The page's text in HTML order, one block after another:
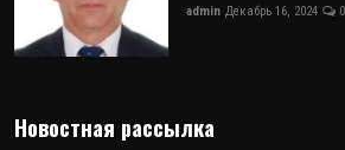
admin Декабрь 16, 2024 0
Новостная рассылка